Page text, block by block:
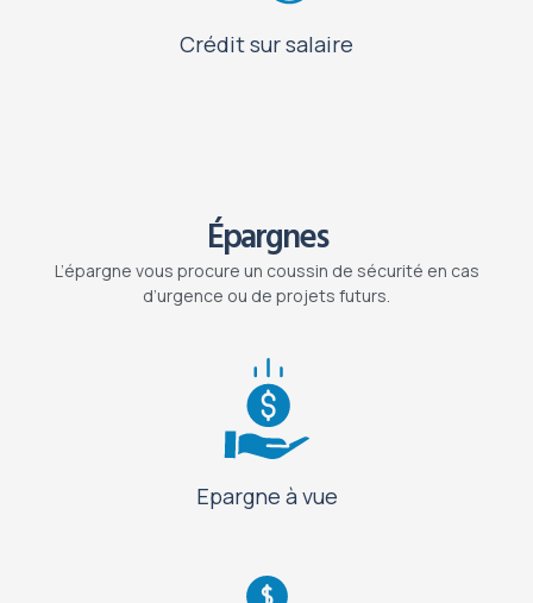
Crédit sur salaire
Épargnes
L’épargne vous procure un coussin de sécurité en cas
d’urgence ou de projets futurs.
Epargne à vue